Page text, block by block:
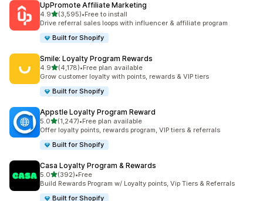
UpPromote Affiliate Marketing
4.9별 5개 중
(3,595)
총 리뷰 3595개
•Free to install
Drive referral sales loops with influencer & affiliate program
Built for Shopify
Smile: Loyalty Program Rewards
4.9별 5개 중
(4,178)
총 리뷰 4178개
•Free plan available
Grow customer loyalty with points, rewards & VIP tiers
Built for Shopify
Appstle Loyalty Program Reward
5.0별 5개 중
(1,247)
총 리뷰 1247개
•Free plan available
Offer loyalty points, rewards program, VIP tiers & referrals
Built for Shopify
Casa Loyalty Program & Rewards
5.0별 5개 중
(392)
총 리뷰 392개
•Free
Build Rewards Program w/ Loyalty points, Vip Tiers & Referrals
Built for Shopify